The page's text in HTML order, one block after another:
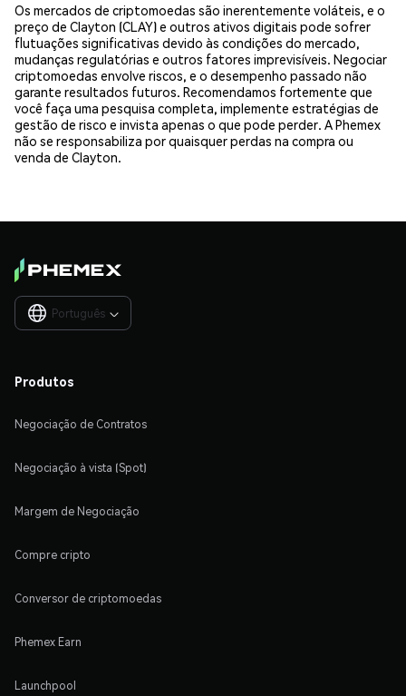
Os mercados de criptomoedas são inerentemente voláteis, e o
preço de Clayton (CLAY) e outros ativos digitais pode sofrer
flutuações significativas devido às condições do mercado,
mudanças regulatórias e outros fatores imprevisíveis. Negociar
criptomoedas envolve riscos, e o desempenho passado não
garante resultados futuros. Recomendamos fortemente que
você faça uma pesquisa completa, implemente estratégias de
gestão de risco e invista apenas o que pode perder. A Phemex
não se responsabiliza por quaisquer perdas na compra ou
venda de Clayton.
Português 
Produtos
Negociação de Contratos
Negociação à vista (Spot)
Margem de Negociação
Compre cripto
Conversor de criptomoedas
Phemex Earn
Launchpool